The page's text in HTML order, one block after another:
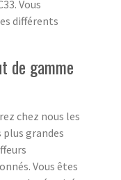
Vous
différents
de gamme
chez nous les
plus grandes
Vous êtes